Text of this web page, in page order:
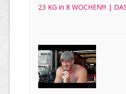
23 KG in 8 WOCHEN!!! |